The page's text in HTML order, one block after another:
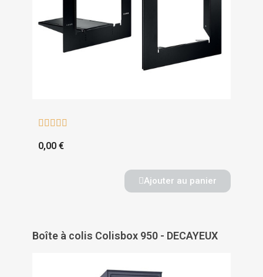
    
0,00 €
Ajouter au panier
Boîte à colis Colisbox 950 - DECAYEUX